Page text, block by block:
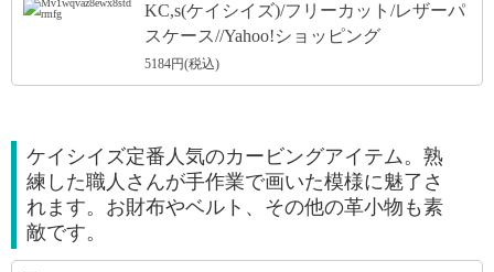
KC,s(ケイシイズ)/フリーカット/レザーパ
スケース//Yahoo!ショッピング
5184円(税込)
ケイシイズ定番人気のカービングアイテム。熟
練した職人さんが手作業で画いた模様に魅了さ
れます。お財布やベルト、その他の革小物も素
敵です。